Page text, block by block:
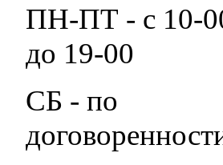
ПН-ПТ - с 10-
до 19-00
СБ - по